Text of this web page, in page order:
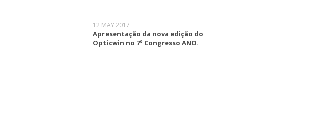
12 MAY 2017
Apresentação da nova edição do
Opticwin no 7º Congresso ANO.